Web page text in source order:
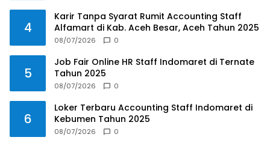
4
Karir Tanpa Syarat Rumit Accounting Staff
Alfamart di Kab. Aceh Besar, Aceh Tahun 2025
08/07/2026 0
5
Job Fair Online HR Staff Indomaret di Ternate
Tahun 2025
08/07/2026 0
6
Loker Terbaru Accounting Staff Indomaret di
Kebumen Tahun 2025
08/07/2026 0